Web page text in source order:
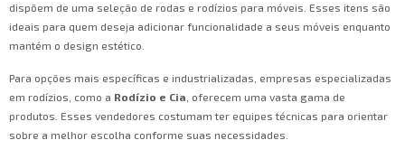
dispõem de uma seleção de rodas e rodízios para móveis. Esses itens são
ideais para quem deseja adicionar funcionalidade a seus móveis enquanto
mantém o design estético.
Para opções mais específicas e industrializadas, empresas especializadas
em rodízios, como a Rodízio e Cia , oferecem uma vasta gama de
produtos. Esses vendedores costumam ter equipes técnicas para orientar
sobre a melhor escolha conforme suas necessidades.